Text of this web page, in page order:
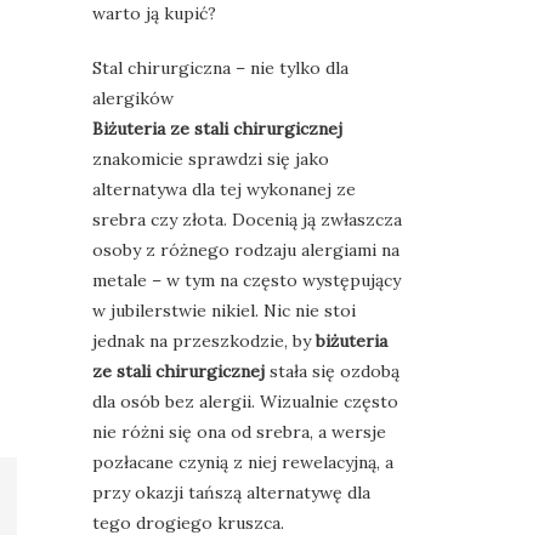
warto ją kupić?
Stal chirurgiczna – nie tylko dla
alergików
Biżuteria ze stali chirurgicznej
znakomicie sprawdzi się jako
alternatywa dla tej wykonanej ze
srebra czy złota. Docenią ją zwłaszcza
osoby z różnego rodzaju alergiami na
metale – w tym na często występujący
w jubilerstwie nikiel. Nic nie stoi
jednak na przeszkodzie, bybiżuteria
ze stali chirurgicznej stała się ozdobą
dla osób bez alergii. Wizualnie często
nie różni się ona od srebra, a wersje
pozłacane czynią z niej rewelacyjną, a
przy okazji tańszą alternatywę dla
tego drogiego kruszca.